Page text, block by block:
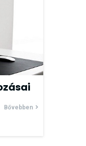
Bővebben